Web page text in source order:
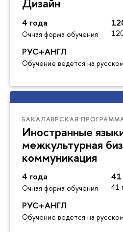
4 года
Очная форма обучения
РУС+АНГЛ
Обучение ведется на
БАКАЛАВРСКАЯ
Иностранные
межкультурная
коммуникация
4 года
Очная форма обучения
41
41
РУС+АНГЛ
Обучение ведется на